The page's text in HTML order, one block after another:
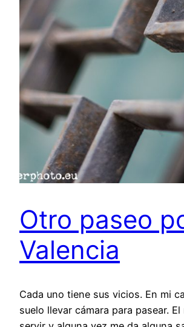
Otro paseo
Valencia
Cada uno tiene sus vicios. En mi
suelo llevar cámara para pasear.